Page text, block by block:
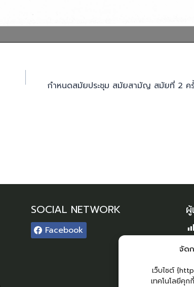
จัด
เว็บไซต์
เทคโนโลยีคุ
กำหนดสมัยประชุม สมัยสามัญ สมัยที่ 2 ค
SOCIAL NETWORK
Facebook